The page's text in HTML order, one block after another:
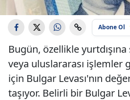
Abone Ol
Bugün, özellikle
veya uluslararası işlemler
için Bulgar Levası'nın
taşıyor. Belirli bir Bulgar